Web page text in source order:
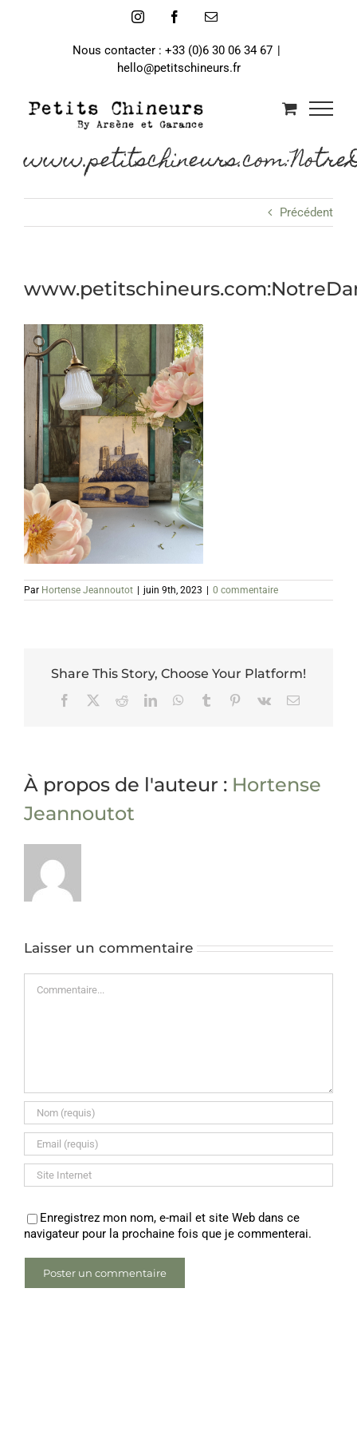
InstagramFacebookEmail
Nous contacter : +33 (0)6 30 06 34 67 |
hello@petitschineurs.fr
Précédent
Par Hortense Jeannoutot juin 9th, 2023 0 commentaire
Share This Story, Choose Your Platform!
Facebook RedditLinkedInWhatsApp
Tumblr Pinterest
Vk Email
À propos de l'auteur : Hortense
Jeannoutot
Laisser un commentaire
Enregistrez mon nom, e-mail et site Web dans ce
navigateur pour la prochaine fois que je commenterai.